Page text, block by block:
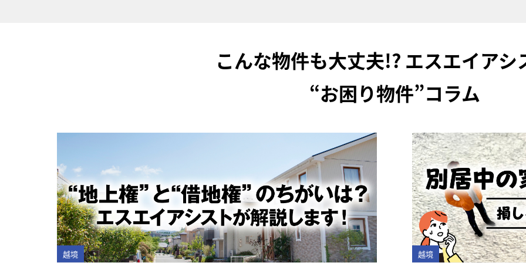
こんな物件も大丈夫!? エスエイアシ
“お困り物件”コラム
越境 越境